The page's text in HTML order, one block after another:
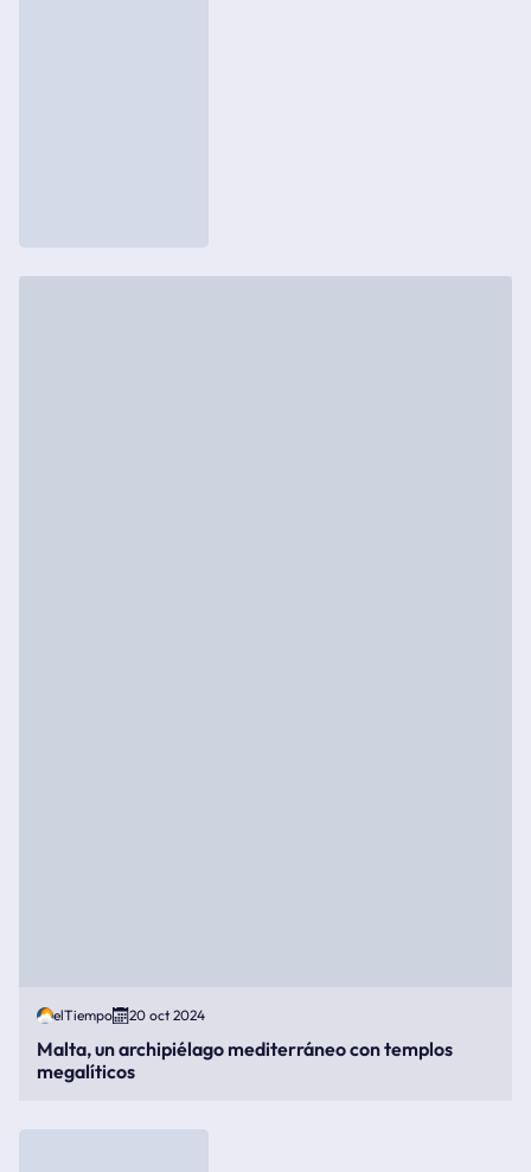
elTiempo 20 oct 2024
Malta, un archipiélago mediterráneo con templos
megalíticos